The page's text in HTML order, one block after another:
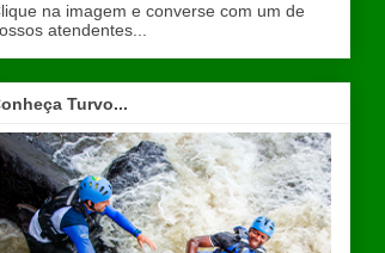
na imagem e converse com um de
atendentes...
Turvo...